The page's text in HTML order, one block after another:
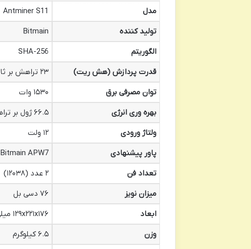
مدل
Antminer S11
تولید کننده
Bitmain
الگوریتم
SHA-256
قدرت پردازش (هش ریت)
۲۳ تراهش بر ثانیه (Th/s) (نسخه های ۲۰.۵ Th/s نیز موجود است)
توان مصرفی برق
۱۵۳۰ وات
بهره وری انرژی
۶۶.۵ ژول بر تراهش (J/TH)
ولتاژ ورودی
۱۲ ولت
پاور پیشنهادی
Bitmain APW7 (یا مدل های مشابه با توان کافی)
تعداد فن
۲ عدد (۱۲۰۳۸)
میزان نویز
۷۶ دسی بل
ابعاد
۱۲۹x۲۲۱x۱۷۶ میلی متر
وزن
۶.۵ کیلوگرم